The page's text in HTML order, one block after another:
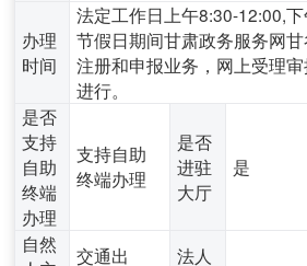
办理
时间
法定工作日上午8:30-12:00,
节假日期间甘肃政务服务网甘
注册和申报业务，网上受理
进行。
是否
支持
自助
终端
办理
支持自助
终端办理
是否
进驻
大厅
是
自然
交通出
法人